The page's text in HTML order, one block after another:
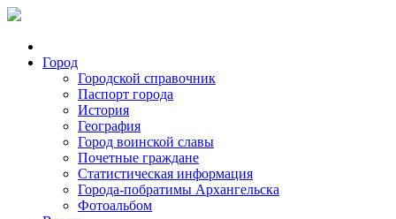
Город
Городской справочник
Паспорт города
История
География
Город воинской славы
Почетные граждане
Статистическая информация
Города-побратимы Архангельска
Фотоальбом